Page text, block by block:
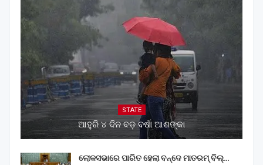
STATE
ଆହୁରି ୪ ଦିନ ବଡ଼ ବର୍ଷା ଆଶଙ୍କା
ଲୋକସଭାରେ ପାରିତ ହେଲା ବନ୍ଦେ ମାତରମ୍‌ ବିଲ୍‌…